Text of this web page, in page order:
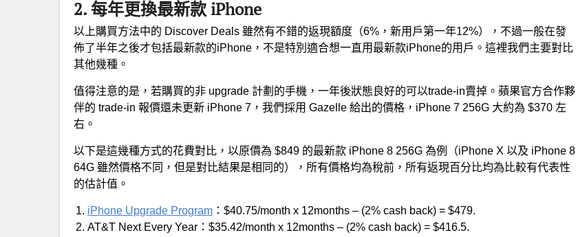
2. 每年更換最新款 iPhone
以上購買方法中的 Discover Deals 雖然有不錯的返現額度（6%，新用戶第一年12%），不過一般在發
佈了半年之後才包括最新款的iPhone，不是特別適合想一直用最新款iPhone的用戶。這裡我們主要對比
其他幾種。
值得注意的是，若購買的非 upgrade 計劃的手機，一年後狀態良好的可以trade-in賣掉。蘋果官方合作夥
伴的 trade-in 報價還未更新 iPhone 7，我們採用 Gazelle 給出的價格，iPhone 7 256G 大約為 $370 左
右。
以下是這幾種方式的花費對比，以原價為 $849 的最新款 iPhone 8 256G 為例（iPhone X 以及 iPhone 8
64G 雖然價格不同，但是對比結果是相同的），所有價格均為稅前，所有返現百分比均為比較有代表性
的估計值。
iPhone Upgrade Program ：$40.75/month x 12months – (2% cash back) = $479.
AT&T Next Every Year：$35.42/month x 12months – (2% cash back) = $416.5.